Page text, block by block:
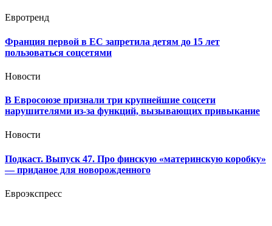
Евротренд
Франция первой в ЕС запретила детям до 15 лет
пользоваться соцсетями
Новости
В Евросоюзе признали три крупнейшие соцсети
нарушителями из-за функций, вызывающих привыкание
Новости
Подкаст. Выпуск 47. Про финскую «материнскую коробку»
— приданое для новорожденного
Евроэкспресс